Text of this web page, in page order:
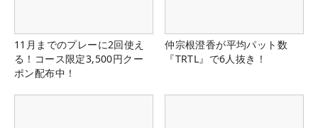
11月までのプレーに2回使え
る！コース限定3,500円クー
ポン配布中！
仲宗根澄香が平均パット数
『TRTL』で6人抜き！